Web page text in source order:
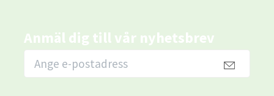
Anmäl dig till vår nyhetsbrev